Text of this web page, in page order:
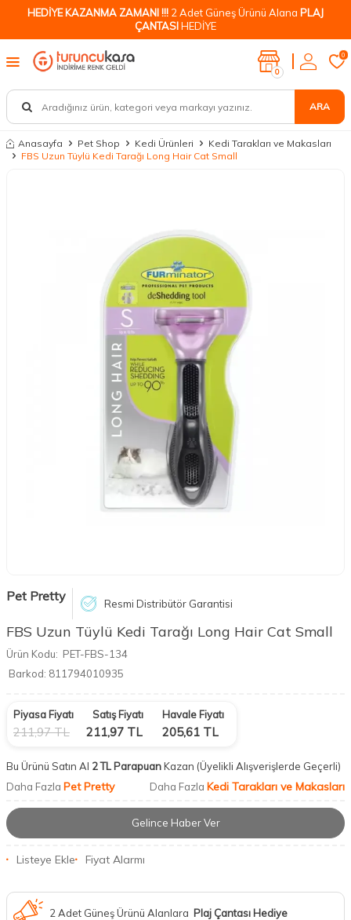
HEDİYE KAZANMA ZAMANI !!! 2 Adet Güneş Ürünü Alana PLAJ
ÇANTASIHEDİYE
ARA
0
0
Anasayfa Pet Shop Kedi Ürünleri
Kedi Tarakları ve Makasları
FBS Uzun Tüylü Kedi Tarağı Long Hair Cat Small
Pet Pretty Resmi Distribütör Garantisi
FBS Uzun Tüylü Kedi Tarağı Long Hair Cat Small
Ürün Kodu: PET-FBS-134
Barkod: 811794010935
Piyasa Fiyatı
211,97TL
Satış Fiyatı
211,97 TL
Havale Fiyatı
205,61 TL
Bu Ürünü Satın Al 2 TL ParapuanKazan (Üyelikli Alışverişlerde Geçerli)
Daha Fazla Pet Pretty Daha Fazla Kedi Tarakları ve Makasları
Gelince Haber Ver
Listeye Ekle Fiyat Alarmı
2 Adet Güneş Ürünü Alanlara Plaj Çantası Hediye